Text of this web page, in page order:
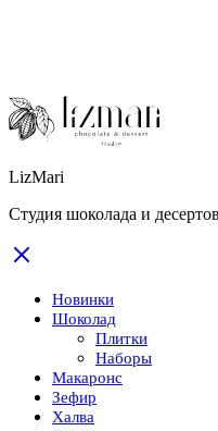
LizMari
Студия шоколада и десертов
Новинки
Шоколад
Плитки
Наборы
Макаронс
Зефир
Халва